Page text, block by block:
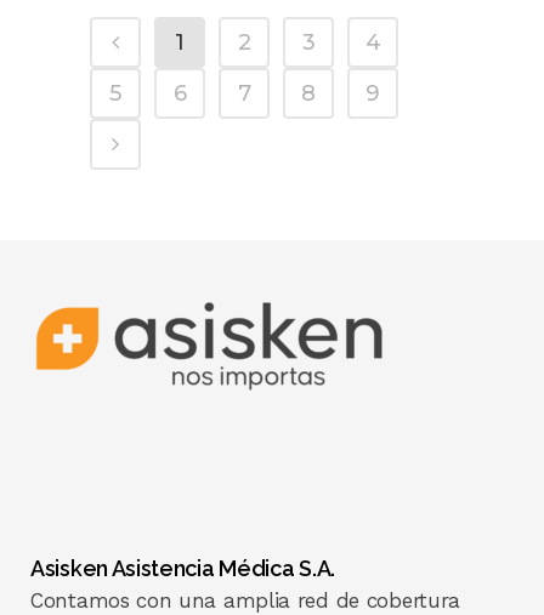
1 2 3
4
5
6 7 8 9
Asisken Asistencia Médica S.A.
Contamos con una amplia red de cobertura